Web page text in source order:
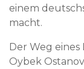
einem
macht.
Der Weg
Oybek